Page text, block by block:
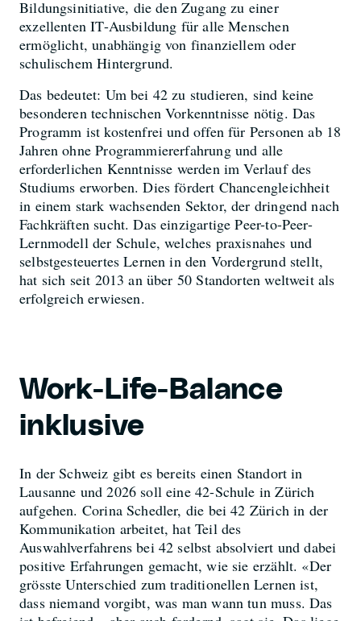
Bildungsinitiative, die den Zugang zu einer
exzellenten IT-Ausbildung für alle Menschen
ermöglicht, unabhängig von finanziellem oder
schulischem Hintergrund.
Das bedeutet: Um bei 42 zu studieren, sind keine
besonderen technischen Vorkenntnisse nötig. Das
Programm ist kostenfrei und offen für Personen ab 18
Jahren ohne Programmiererfahrung und alle
erforderlichen Kenntnisse werden im Verlauf des
Studiums erworben. Dies fördert Chancengleichheit
in einem stark wachsenden Sektor, der dringend nach
Fachkräften sucht. Das einzigartige Peer-to-Peer-
Lernmodell der Schule, welches praxisnahes und
selbstgesteuertes Lernen in den Vordergrund stellt,
hat sich seit 2013 an über 50 Standorten weltweit als
erfolgreich erwiesen.
Work-Life-Balance
inklusive
In der Schweiz gibt es bereits einen Standort in
Lausanne und 2026 soll eine 42-Schule in Zürich
aufgehen. Corina Schedler, die bei 42 Zürich in der
Kommunikation arbeitet, hat Teil des
Auswahlverfahrens bei 42 selbst absolviert und dabei
positive Erfahrungen gemacht, wie sie erzählt. «Der
grösste Unterschied zum traditionellen Lernen ist,
dass niemand vorgibt, was man wann tun muss. Das